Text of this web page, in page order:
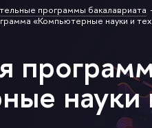
программы бакалавриата
«Компьютерные науки и
науки